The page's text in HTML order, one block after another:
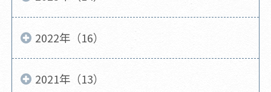
2022年（16）
2021年（13）